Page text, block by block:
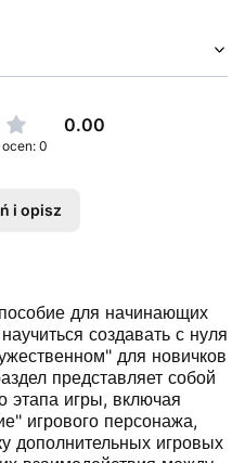
0.00
0
i opisz
для начинающих
создавать с нуля
для новичков
представляет собой
этапа игры, включая
игрового персонажа,
дополнительных игровых